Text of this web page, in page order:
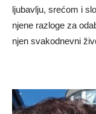
ljubavlju, srećom i
njene razloge za
njen svakodnevni